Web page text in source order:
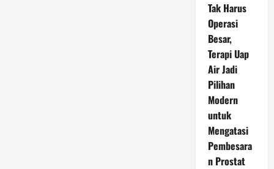
Tak Harus
Operasi
Besar,
Terapi Uap
Air Jadi
Pilihan
Modern
untuk
Mengatasi
Pembesara
n Prostat